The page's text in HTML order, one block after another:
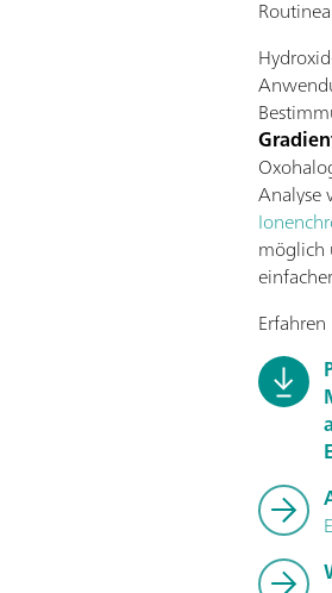
Analyse
möglich